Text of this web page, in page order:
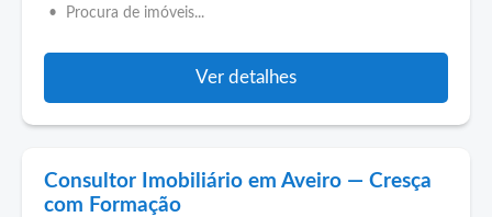
• Procura de imóveis...
Ver detalhes
Consultor Imobiliário em Aveiro — Cresça
com Formação